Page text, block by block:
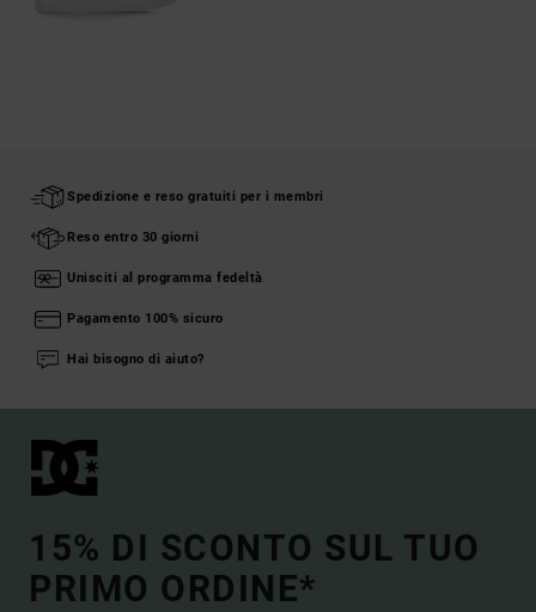
Spedizione e reso gratuiti per i membri
Reso entro 30 giorni
Unisciti al programma fedeltà
Pagamento 100% sicuro
Hai bisogno di aiuto?
15% DI SCONTO SUL TUO
PRIMO ORDINE*